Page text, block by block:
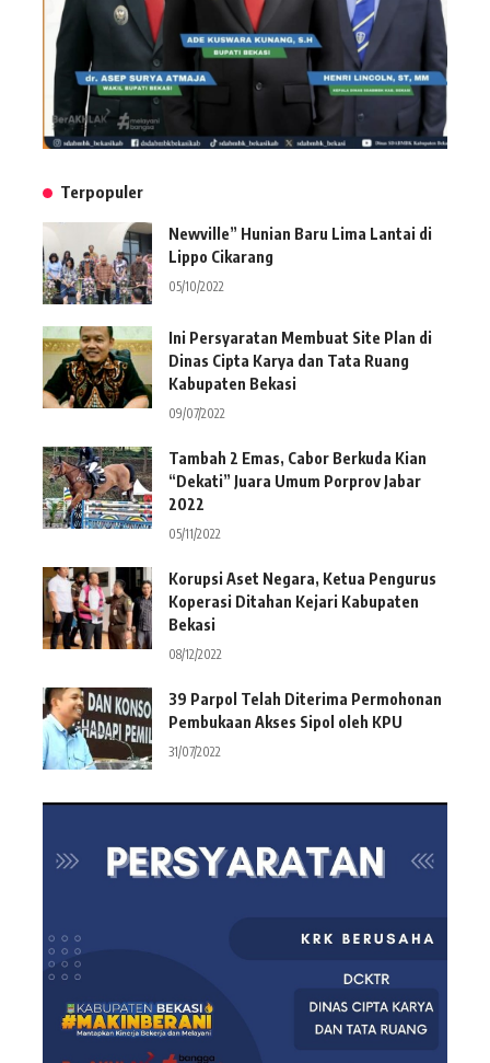
Terpopuler
Newville” Hunian Baru Lima Lantai di
Lippo Cikarang
05/10/2022
Ini Persyaratan Membuat Site Plan di
Dinas Cipta Karya dan Tata Ruang
Kabupaten Bekasi
09/07/2022
Tambah 2 Emas, Cabor Berkuda Kian
“Dekati” Juara Umum Porprov Jabar
2022
05/11/2022
Korupsi Aset Negara, Ketua Pengurus
Koperasi Ditahan Kejari Kabupaten
Bekasi
08/12/2022
39 Parpol Telah Diterima Permohonan
Pembukaan Akses Sipol oleh KPU
31/07/2022